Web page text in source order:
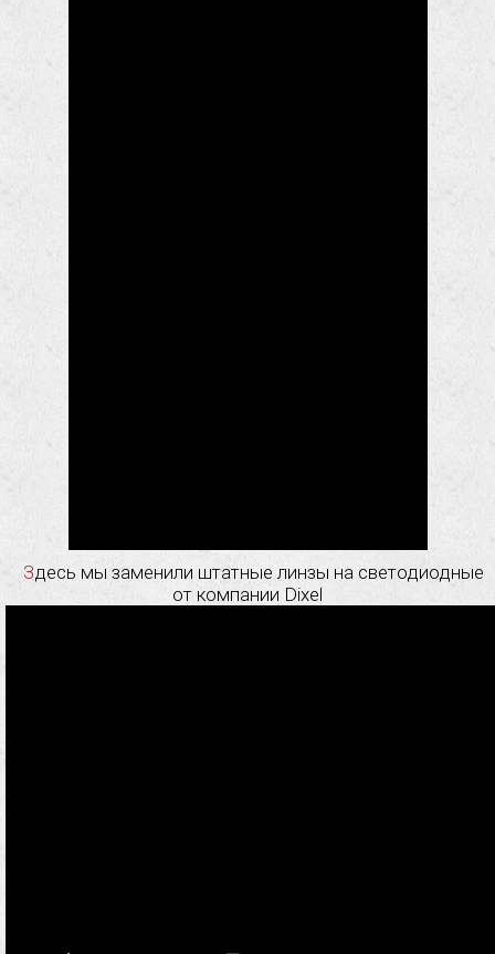
Здесь мы заменили штатные линзы на светодиодные
от компании Dixel